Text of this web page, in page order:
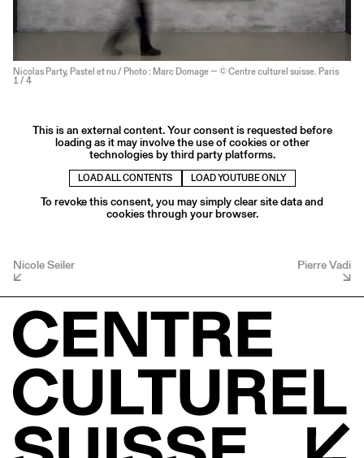
Nicolas Party, Pastel et nu / Photo : Marc Domage — © Centre culturel suisse. Paris
1 / 4
This is an external content. Your consent is requested before
loading as it may involve the use of cookies or other
technologies by third party platforms.
LOAD ALL CONTENTS LOAD YOUTUBE ONLY
To revoke this consent, you may simply clear site data and
cookies through your browser.
Nicole Seiler Pierre Vadi